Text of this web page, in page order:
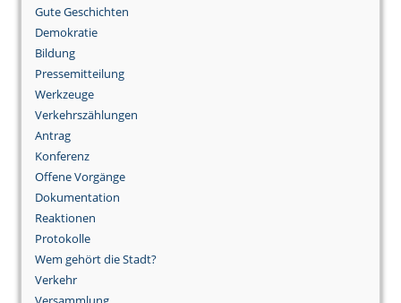
Gute Geschichten
Demokratie
Bildung
Pressemitteilung
Werkzeuge
Verkehrszählungen
Antrag
Konferenz
Offene Vorgänge
Dokumentation
Reaktionen
Protokolle
Wem gehört die Stadt?
Verkehr